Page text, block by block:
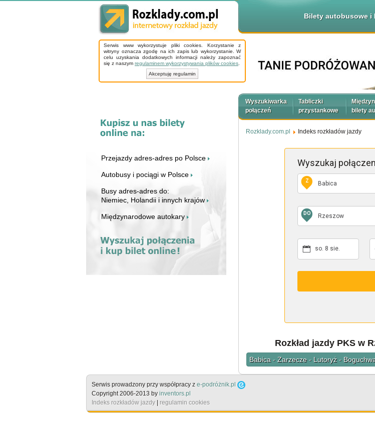
Bilety autobusowe i
Serwis www wykorzystuje pliki cookies. Korzystanie z
witryny oznacza zgodę na ich zapis lub wykorzystanie. W
celu uzyskania dodatkowych informacji należy zapoznać
się z naszym regulaminem wykorzystywania plików cookies
Akceptuję regulamin
Przejazdy adres-adres po Polsce
Autobusy i pociągi w Polsce
Busy adres-adres do:
Niemiec, Holandii i innych krajów
Międzynarodowe autokary
Wyszukiwarka
połączeń
Tabliczki
przystankowe
bilety
Rozklady.com.pl Indeks rozkładów jazdy
Wyszukaj
Z
DO
so. 8 sie.
Rozkład jazdy PKS w
Babica - Zarzecze - Lutoryż -
Serwis prowadzony przy współpracy z e-podróżnik.pl
Copyright 2006-2013 by inventors.pl
Indeks rozkładów jazdy | regulamin cookies